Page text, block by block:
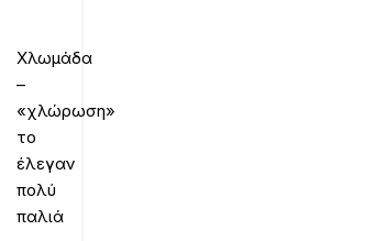
Χλωμάδα
–
«χλώρωση»
το
έλεγαν
πολύ
παλιά